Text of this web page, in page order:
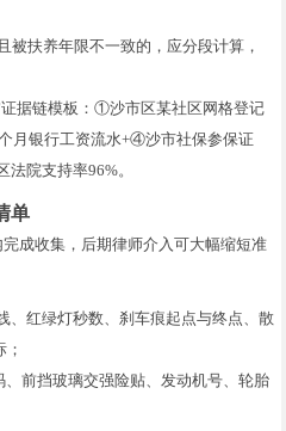
被扶养年限不一致的，应分段计算，
据链模板：①沙市区某社区网格登记
月银行工资流水+④沙市社保参保证
院支持率96%。
单
成收集，后期律师介入可大幅缩短准
、红绿灯秒数、刹车痕起点与终点、散
前挡玻璃交强险贴、发动机号、轮胎